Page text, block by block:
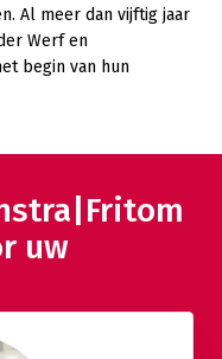
Al meer dan vijftig jaar
Werf en
begin van hun
uw